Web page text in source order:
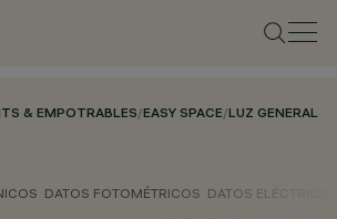
& EMPOTRABLES/EASY SPACE/LUZ GENERAL
DATOS FOTOMÉTRICOS DATOS